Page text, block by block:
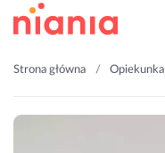
Strona główna Opiekunka